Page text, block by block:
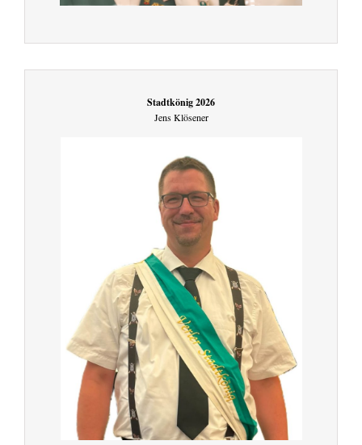
Stadtkönig 2026
Jens Klösener